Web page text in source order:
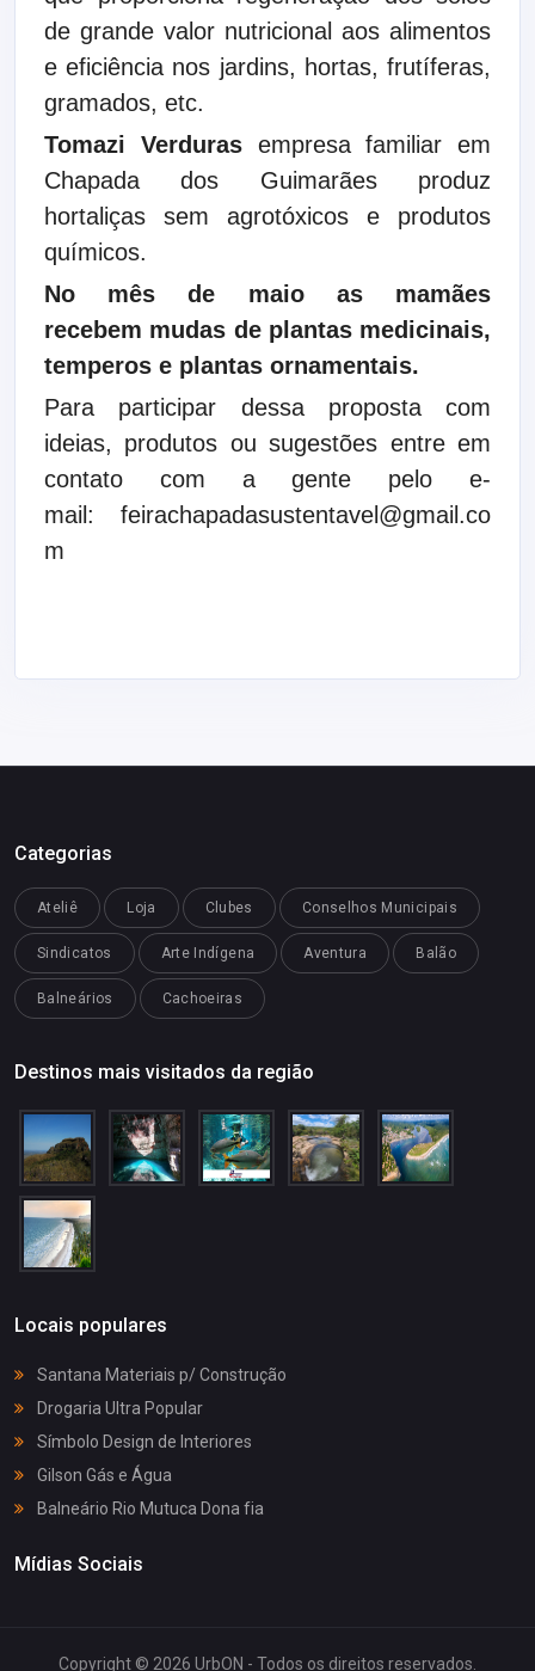
de grande valor nutricional aos alimentos
e eficiência nos jardins, hortas, frutíferas,
gramados, etc.
Tomazi Verduras
empresa familiar em
Chapada dos Guimarães produz
hortaliças sem agrotóxicos e produtos
químicos.
No mês de maio as mamães
recebem mudas de plantas medicinais,
temperos e plantas ornamentais.
Para participar dessa proposta com
ideias, produtos ou sugestões entre em
contato com a gente pelo e-
mail:
feirachapadasustentavel@gmail.co
m
Categorias
Ateliê Loja Clubes Conselhos Municipais
Sindicatos Arte Indígena Aventura Balão
Balneários Cachoeiras
Destinos mais visitados da região
Locais populares
Santana Materiais p/ Construção
Drogaria Ultra Popular
Símbolo Design de Interiores
Gilson Gás e Água
Balneário Rio Mutuca Dona fia
Mídias Sociais
Copyright © 2026 UrbON - Todos os direitos reservados.